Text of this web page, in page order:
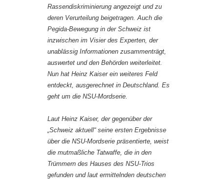
Rassendiskriminierung angezeigt und zu
deren Verurteilung beigetragen. Auch die
Pegida-Bewegung in der Schweiz ist
inzwischen im Visier des Experten, der
unablässig Informationen zusammenträgt,
auswertet und den Behörden weiterleitet.
Nun hat Heinz Kaiser ein weiteres Feld
entdeckt, ausgerechnet in Deutschland. Es
geht um die NSU-Mordserie.
Laut Heinz Kaiser, der gegenüber der
„Schweiz aktuell“ seine ersten Ergebnisse
über die NSU-Mordserie präsentierte, weist
die mutmaßliche Tatwaffe, die in den
Trümmern des Hauses des NSU-Trios
gefunden und laut ermittelnden deutschen